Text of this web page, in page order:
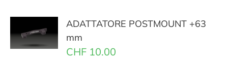
ADATTATORE POSTMOUNT +63
mm
CHF 10.00